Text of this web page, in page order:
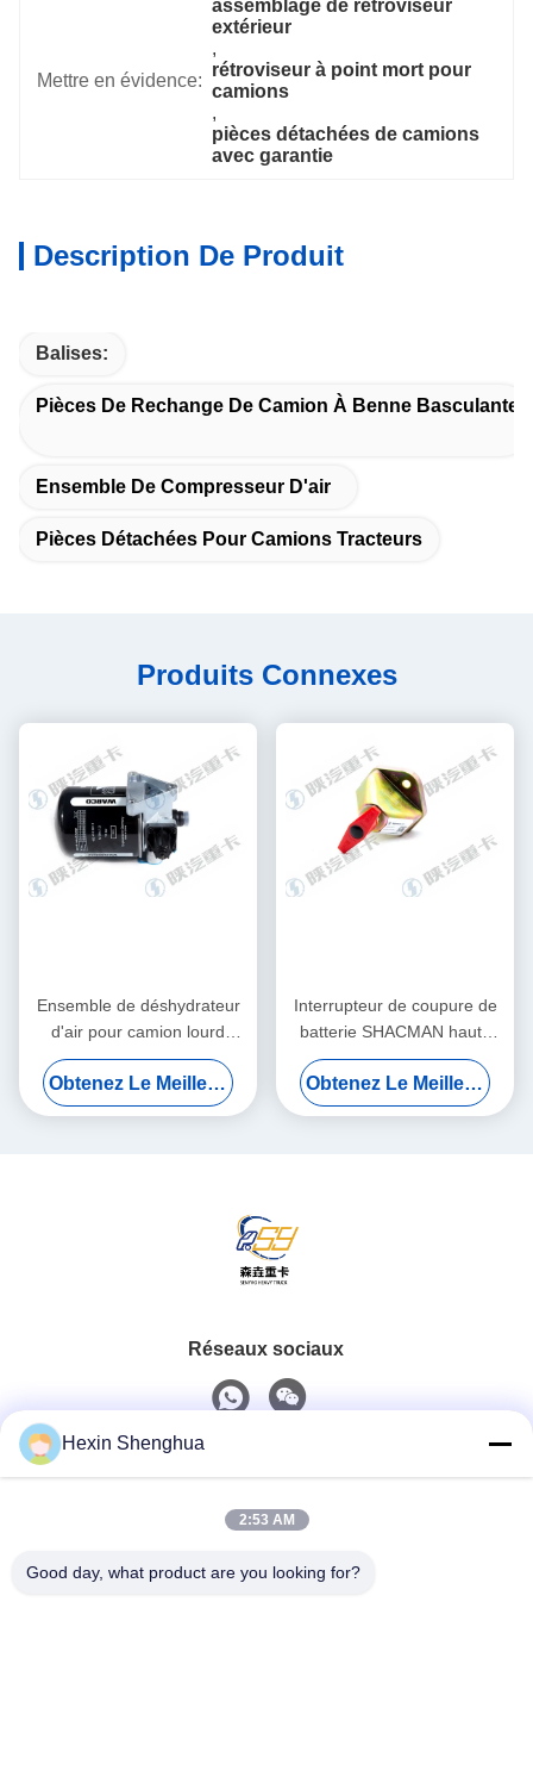
Mettre en évidence:
assemblage de rétroviseur
extérieur
,
rétroviseur à point mort pour
camions
,
pièces détachées de camions
avec garantie
Description De Produit
Balises:
Pièces De Rechange De Camion À Benne Basculante
Ensemble De Compresseur D'air
Pièces Détachées Pour Camions Tracteurs
Produits Connexes
Ensemble de déshydrateur
d'air pour camion lourd
DZ96189361000 Unité
complète avec valve de
purge pour camions
Obtenez Le Meilleur Prix
Interrupteur de coupure de
batterie SHACMAN haute
intensité 500A, terminal
auxiliaire économiseur de
mémoire pour camions
Obtenez Le Meilleur Prix
Réseaux sociaux
Contact rapide
0086-13579271170
Hexin Shenghua
2:53 AM
Good day, what product are you looking for?